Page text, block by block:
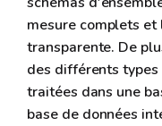
mesure complets
transparente. De
des différents
traitées dans une
base de données